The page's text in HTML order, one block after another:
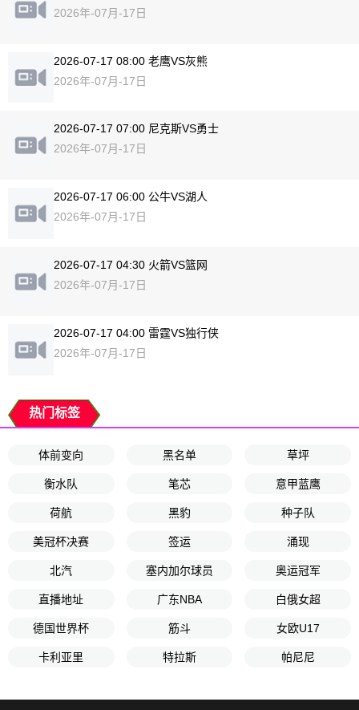
2026年-07月-17日
2026-07-17 08:00 老鹰VS灰熊
2026年-07月-17日
2026-07-17 07:00 尼克斯VS勇士
2026年-07月-17日
2026-07-17 06:00 公牛VS湖人
2026年-07月-17日
2026-07-17 04:30 火箭VS篮网
2026年-07月-17日
2026-07-17 04:00 雷霆VS独行侠
2026年-07月-17日
热门标签
体前变向 黑名单 草坪
衡水队 笔芯 意甲蓝鹰
荷航 黑豹 种子队
美冠杯决赛 签运 涌现
北汽 塞内加尔球员 奥运冠军
直播地址 广东NBA 白俄女超
德国世界杯 筋斗 女欧U17
卡利亚里 特拉斯 帕尼尼